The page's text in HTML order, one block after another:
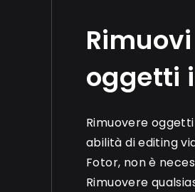
oggetti
Rimuovere
abilità di editing
Fotor, non è
Rimuovere